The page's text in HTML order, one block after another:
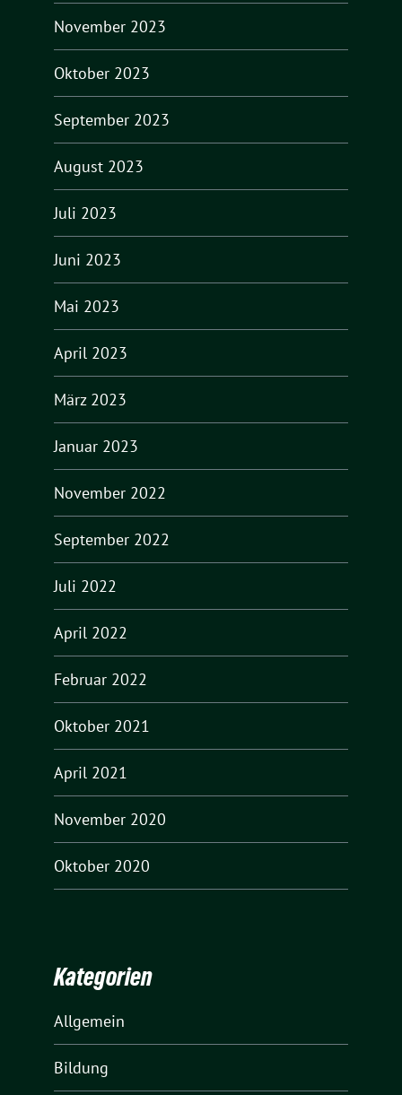
November 2023
Oktober 2023
September 2023
August 2023
Juli 2023
Juni 2023
Mai 2023
April 2023
März 2023
Januar 2023
November 2022
September 2022
Juli 2022
April 2022
Februar 2022
Oktober 2021
April 2021
November 2020
Oktober 2020
Kategorien
Allgemein
Bildung